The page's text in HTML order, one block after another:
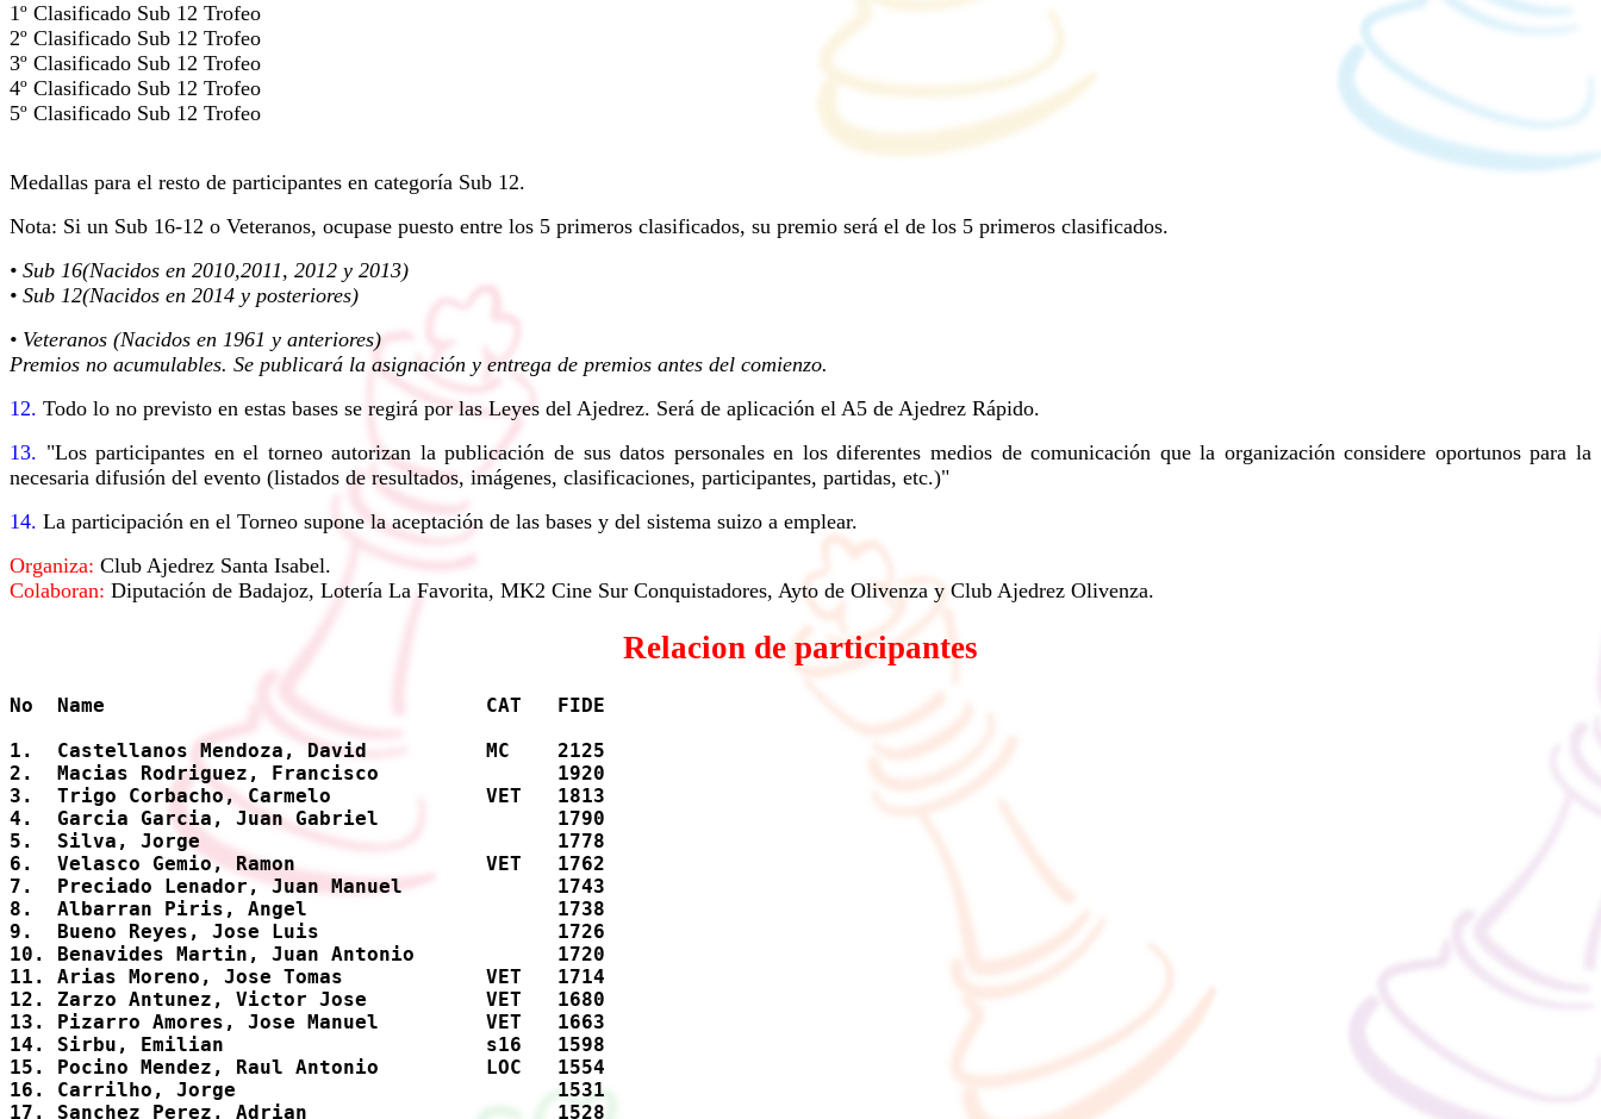
1º Clasificado Sub 12 Trofeo
2º Clasificado Sub 12 Trofeo
3º Clasificado Sub 12 Trofeo
4º Clasificado Sub 12 Trofeo
5º Clasificado Sub 12 Trofeo
Medallas para el resto de participantes en categoría Sub 12.
Nota: Si un Sub 16-12 o Veteranos, ocupase puesto entre los 5 primeros clasificados, su premio será el de los 5 primeros clasificados.
• Sub 16(Nacidos en 2010,2011, 2012 y 2013)
• Sub 12(Nacidos en 2014 y posteriores)
• Veteranos (Nacidos en 1961 y anteriores)
Premios no acumulables. Se publicará la asignación y entrega de premios antes del comienzo.
12. Todo lo no previsto en estas bases se regirá por las Leyes del Ajedrez. Será de aplicación el A5 de Ajedrez Rápido.
13. "Los participantes en el torneo autorizan la publicación de sus datos personales en los diferentes medios de comunicación que la organización considere oportunos para la
necesaria difusión del evento (listados de resultados, imágenes, clasificaciones, participantes, partidas, etc.)"
14. La participación en el Torneo supone la aceptación de las bases y del sistema suizo a emplear.
Organiza: Club Ajedrez Santa Isabel.
Colaboran: Diputación de Badajoz, Lotería La Favorita, MK2 Cine Sur Conquistadores, Ayto de Olivenza y Club Ajedrez Olivenza.
Relacion de participantes
No  Name                                CAT   FIDE
1.  Castellanos Mendoza, David          MC    2125
2.  Macias Rodriguez, Francisco               1920
3.  Trigo Corbacho, Carmelo             VET   1813
4.  Garcia Garcia, Juan Gabriel               1790
5.  Silva, Jorge                              1778
6.  Velasco Gemio, Ramon                VET   1762
7.  Preciado Lenador, Juan Manuel             1743
8.  Albarran Piris, Angel                     1738
9.  Bueno Reyes, Jose Luis                    1726
10. Benavides Martin, Juan Antonio            1720
11. Arias Moreno, Jose Tomas            VET   1714
12. Zarzo Antunez, Victor Jose          VET   1680
13. Pizarro Amores, Jose Manuel         VET   1663
14. Sirbu, Emilian                      s16   1598
15. Pocino Mendez, Raul Antonio         LOC   1554
16. Carrilho, Jorge                           1531
17. Sanchez Perez, Adrian                     1528